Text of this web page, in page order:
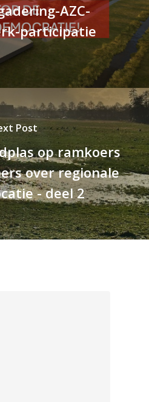
AZC-
participatie
Post
op ramkoers
over regionale
- deel 2